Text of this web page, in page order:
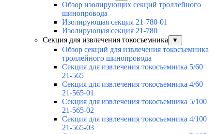
Обзор изолирующих секций троллейного
шинопровода
Изолирующая секция 21-780-01
Изолирующая секция 21-780
Секция для извлечения токосъемника
▼
Обзор секций для извлечения токосъемника
троллейного шинопровода
Секция для извлечения токосъемника 5/60
21-565
Секция для извлечения токосъемника 4/60
21-565-01
Секция для извлечения токосъемника 5/100
21-565-02
Секция для извлечения токосъемника 4/100
21-565-03